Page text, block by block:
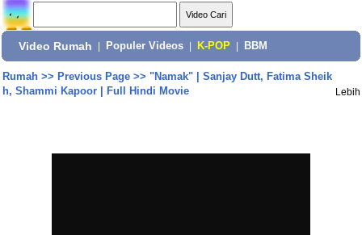
Video Rumah Populer Videos K-POP BBM
Rumah>> Previous Page>> "Namak" | Sanjay Dutt, Fatima Sheik
h, Shammi Kapoor | Full Hindi Movie
Lebih